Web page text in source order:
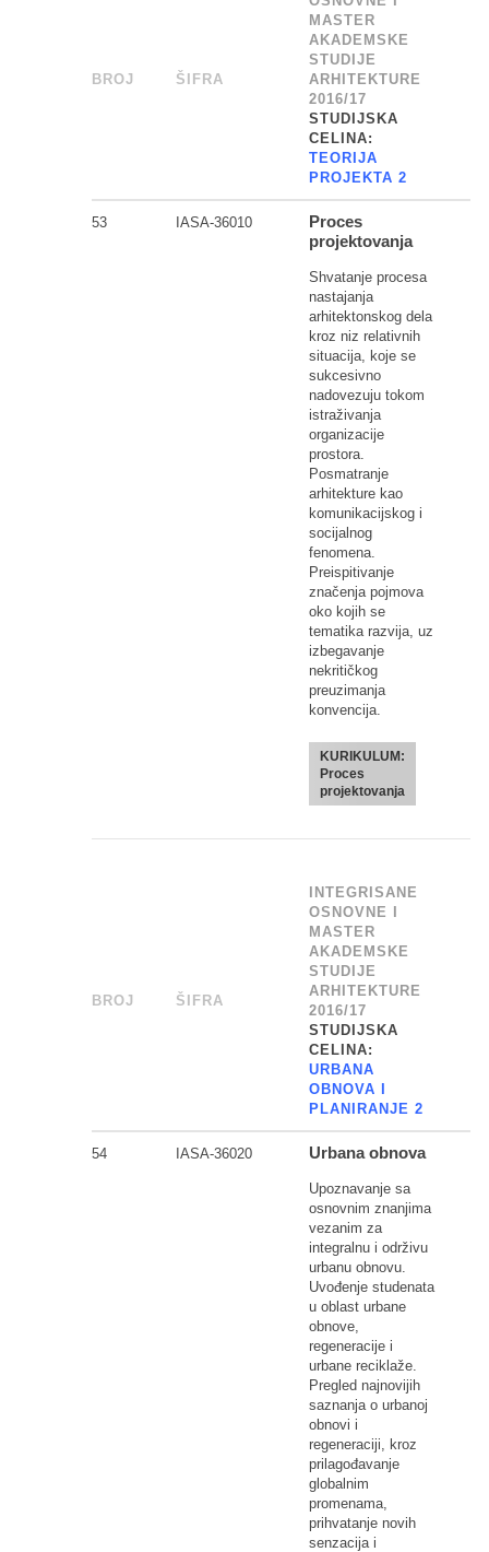
BROJ ŠIFRA
MASTER
AKADEMSKE
STUDIJE
ARHITEKTURE
2016/17
STUDIJSKA
CELINA:
TEORIJA
PROJEKTA 2
53 IASA-36010
Proces
projektovanja
Shvatanje procesa
nastajanja
arhitektonskog dela
kroz niz relativnih
situacija, koje se
sukcesivno
nadovezuju tokom
istraživanja
organizacije
prostora.
Posmatranje
arhitekture kao
komunikacijskog i
socijalnog
fenomena.
Preispitivanje
značenja pojmova
oko kojih se
tematika razvija, uz
izbegavanje
nekritičkog
preuzimanja
konvencija.
KURIKULUM:
Proces
projektovanja
BROJ ŠIFRA
INTEGRISANE
OSNOVNE I
MASTER
AKADEMSKE
STUDIJE
ARHITEKTURE
2016/17
STUDIJSKA
CELINA:
URBANA
OBNOVA I
PLANIRANJE 2
54 IASA-36020 Urbana obnova
Upoznavanje sa
osnovnim znanjima
vezanim za
integralnu i održivu
urbanu obnovu.
Uvođenje studenata
u oblast urbane
obnove,
regeneracije i
urbane reciklaže.
Pregled najnovijih
saznanja o urbanoj
obnovi i
regeneraciji, kroz
prilagođavanje
globalnim
promenama,
prihvatanje novih
senzacija i